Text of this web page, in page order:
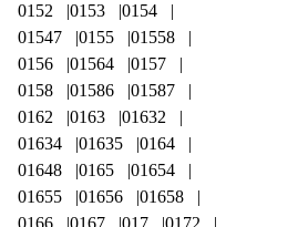
0152
0153
0154
01547
0155
01558
0156
01564
0157
0158
01586
01587
0162
0163
01632
01634
01635
0164
01648
0165
01654
01655
01656
01658
0166
0167 017
0172